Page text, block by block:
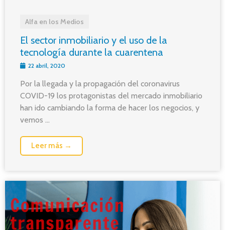
Alfa en los Medios
El sector inmobiliario y el uso de la
tecnología durante la cuarentena
22 abril, 2020
Por la llegada y la propagación del coronavirus
COVID-19 los protagonistas del mercado inmobiliario
han ido cambiando la forma de hacer los negocios, y
vemos ...
Leer más →